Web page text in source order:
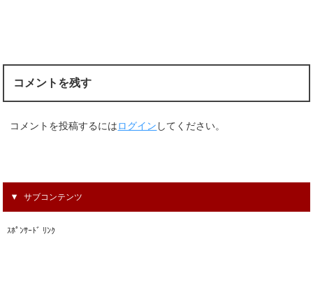
コメントを残す
コメントを投稿するにはログイン してください。
サブコンテンツ
ｽﾎﾟﾝｻｰﾄﾞ ﾘﾝｸ